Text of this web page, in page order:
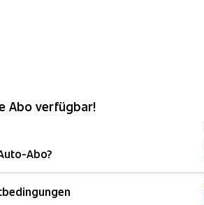
Abo verfügbar!
Abo?